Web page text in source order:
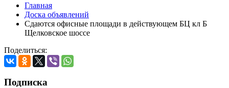
Главная
Доска объявлений
Сдаются офисные площади в действующем БЦ кл Б
Щелковское шоссе
Поделиться:
Подписка